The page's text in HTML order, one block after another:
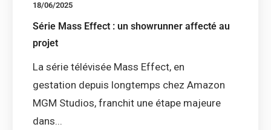
18/06/2025
Série Mass Effect : un showrunner affecté au
projet
La série télévisée Mass Effect, en
gestation depuis longtemps chez Amazon
MGM Studios, franchit une étape majeure
dans...